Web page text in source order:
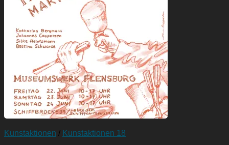
Kunstaktionen / Kunstaktionen 18